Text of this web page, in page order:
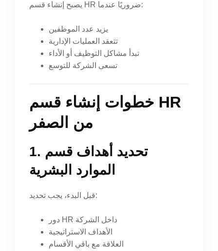
يصبح إنشاء قسم HR ضروريًا عندما:
يزيد عدد الموظفين
تتعقد العمليات الإدارية
تبدأ مشاكل التوظيف أو الأداء
تسعى الشركة للتوسع
خطوات إنشاء قسم HR
من الصفر
1. تحديد أهداف قسم
الموارد البشرية
قبل البدء، يجب تحديد:
دور HR داخل الشركة
الأهداف الاستراتيجية
العلاقة مع باقي الأقسام